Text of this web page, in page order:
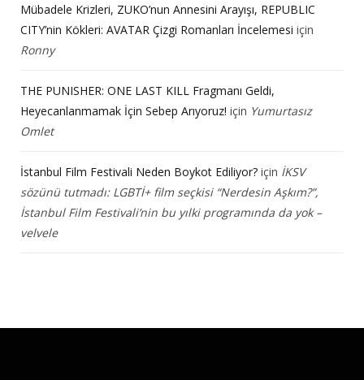
Mübadele Krizleri, ZUKO’nun Annesini Arayışı, REPUBLIC
CITY’nin Kökleri: AVATAR Çizgi Romanları İncelemesi için
Ronny
THE PUNISHER: ONE LAST KILL Fragmanı Geldi,
Heyecanlanmamak İçin Sebep Arıyoruz! için Yumurtasız
Omlet
İstanbul Film Festivali Neden Boykot Ediliyor? için İKSV
sözünü tutmadı: LGBTİ+ film seçkisi “Nerdesin Aşkım?”,
İstanbul Film Festivali’nin bu yılki programında da yok –
velvele